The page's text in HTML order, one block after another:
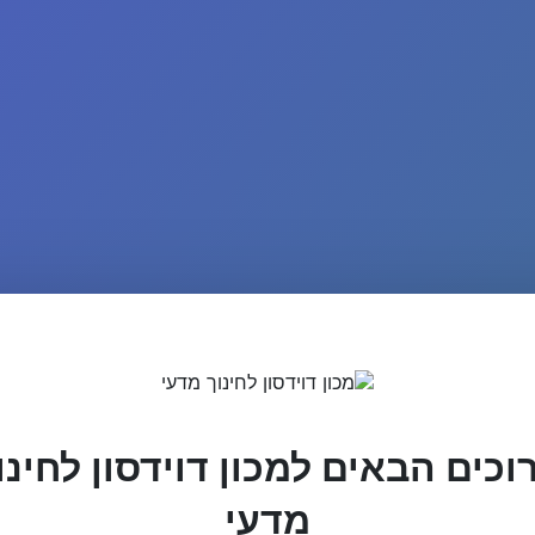
הבאים למכון דוידסון
מדעי